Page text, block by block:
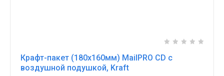
Крафт-пакет (180х160мм) MailPRO CD с
воздушной подушкой, Kraft